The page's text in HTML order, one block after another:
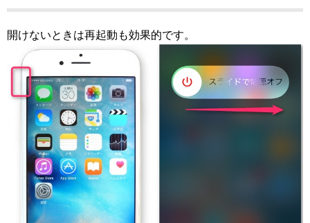
開けないときは再起動も効果的です。